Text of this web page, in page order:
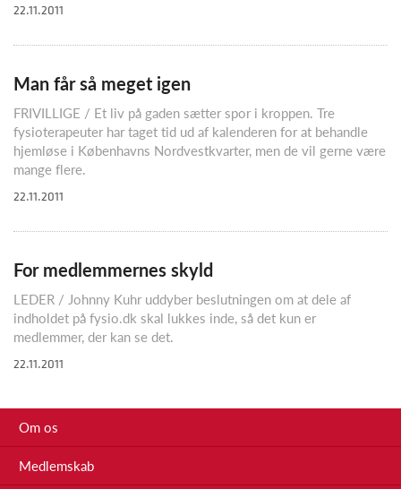
22.11.2011
Man får så meget igen
FRIVILLIGE / Et liv på gaden sætter spor i kroppen. Tre
fysioterapeuter har taget tid ud af kalenderen for at behandle
hjemløse i Københavns Nordvestkvarter, men de vil gerne være
mange flere.
22.11.2011
For medlemmernes skyld
LEDER / Johnny Kuhr uddyber beslutningen om at dele af
indholdet på fysio.dk skal lukkes inde, så det kun er
medlemmer, der kan se det.
22.11.2011
Om os
Medlemskab